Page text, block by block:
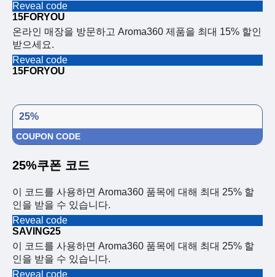
Reveal code
15FORYOU
온라인 매장을 방문하고 Aroma360 제품을 최대 15% 할인
받으세요.
Reveal code
15FORYOU
25%
COUPON CODE
25%쿠폰 코드
이 코드를 사용하면 Aroma360 품목에 대해 최대 25% 할
인을 받을 수 있습니다.
Reveal code
SAVING25
이 코드를 사용하면 Aroma360 품목에 대해 최대 25% 할
인을 받을 수 있습니다.
Reveal code